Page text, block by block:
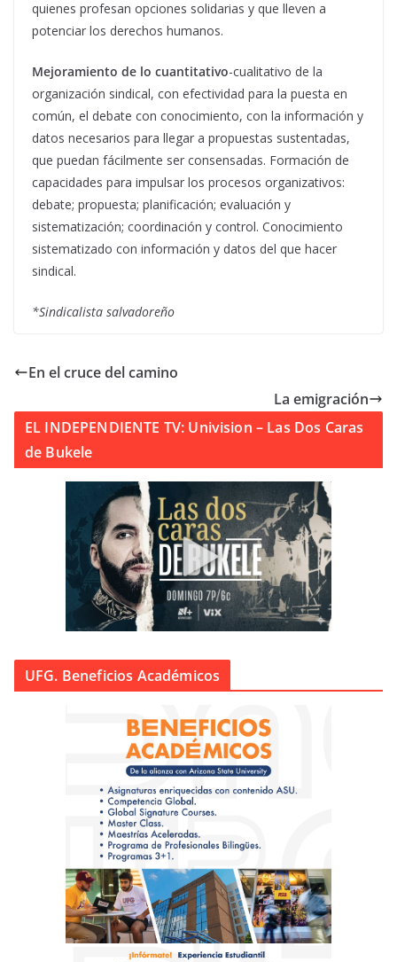
quienes profesan opciones solidarias y que lleven a
potenciar los derechos humanos.
Mejoramiento de lo cuantitativo-cualitativo de la
organización sindical, con efectividad para la puesta en
común, el debate con conocimiento, con la información y
datos necesarios para llegar a propuestas sustentadas,
que puedan fácilmente ser consensadas. Formación de
capacidades para impulsar los procesos organizativos:
debate; propuesta; planificación; evaluación y
sistematización; coordinación y control. Conocimiento
sistematizado con información y datos del que hacer
sindical.
*Sindicalista salvadoreño
En el cruce del camino
La emigración
EL INDEPENDIENTE TV: Univision – Las Dos Caras
de Bukele
UFG. Beneficios Académicos